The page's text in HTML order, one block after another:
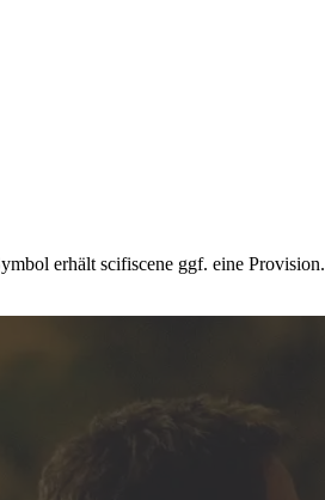
erhält scifiscene ggf. eine Provision.